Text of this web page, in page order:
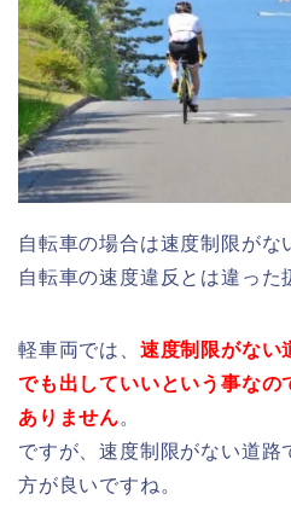
自転車の場合は速度制限がな
自転車の速度違反とは違った
軽車両では、 速度制限がない
でも出していいという事なの
ありません。
ですが、速度制限がない道路
方が良いですね。